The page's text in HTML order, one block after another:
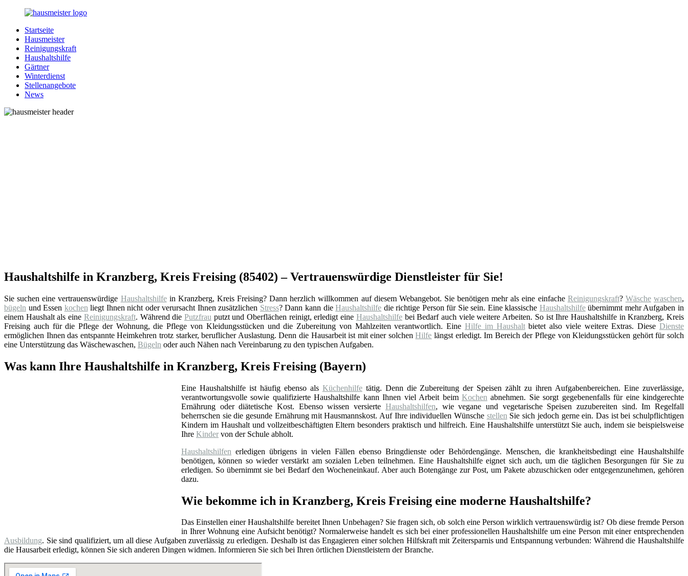
Zurück
Inhalt
Hausmeister.de
Alles
rund
Ihren
Haushalt
Startseite
Hausmeister
Reinigungskraft
Haushaltshilfe
Gärtner
Winterdienst
Stellenangebote
News
Haushaltshilfe in Kranzberg, Kreis Freising (85402) – Vertrauenswürdige Dienstleister für Sie!
Sie suchen eine vertrauenswürdige Haushaltshilfein Kranzberg, Kreis Freising? Dann herzlich willkommen auf diesem Webangebot. Sie benötigen mehr als eine einfache Reinigungskraft? Wäsche waschen,
bügeln und Essen kochen liegt Ihnen nicht oder verursacht Ihnen zusätzlichen Stress? Dann kann dieHaushaltshilfe die richtige Person für Sie sein. Eine klassische Haushaltshilfeübernimmt mehr Aufgaben in
einem Haushalt als eine Reinigungskraft. Während die Putzfrau putzt und Oberflächen reinigt, erledigt eine Haushaltshilfebei Bedarf auch viele weitere Arbeiten. So ist Ihre Haushaltshilfe in Kranzberg, Kreis
Freising auch für die Pflege der Wohnung, die Pflege von Kleidungsstücken und die Zubereitung von Mahlzeiten verantwortlich. Eine Hilfe im Haushaltbietet also viele weitere Extras. DieseDienste
ermöglichen Ihnen das entspannte Heimkehren trotz starker, beruflicher Auslastung. Denn die Hausarbeit ist mit einer solchenHilfe längst erledigt. Im Bereich der Pflege von Kleidungsstücken gehört für solch
eine Unterstützung das Wäschewaschen, Bügeln oder auch Nähen nach Vereinbarung zu den typischen Aufgaben.
Was kann Ihre Haushaltshilfe in Kranzberg, Kreis Freising (Bayern)
Eine Haushaltshilfe ist häufig ebenso als Küchenhilfetätig. Denn die Zubereitung der Speisen zählt zu ihren Aufgabenbereichen. Eine zuverlässige,
verantwortungsvolle sowie qualifizierte Haushaltshilfe kann Ihnen viel Arbeit beim Kochen abnehmen. Sie sorgt gegebenenfalls für eine kindgerechte
Ernährung oder diätetische Kost. Ebenso wissen versierte Haushaltshilfen, wie vegane und vegetarische Speisen zuzubereiten sind. Im Regelfall
beherrschen sie die gesunde Ernährung mit Hausmannskost. Auf Ihre individuellen Wünsche stellen Sie sich jedoch gerne ein. Das ist bei schulpflichtigen
Kindern im Haushalt und vollzeitbeschäftigten Eltern besonders praktisch und hilfreich. Eine Haushaltshilfe unterstützt Sie auch, indem sie beispielsweise
Ihre Kinder von der Schule abholt.
Haushaltshilfen erledigen übrigens in vielen Fällen ebenso Bringdienste oder Behördengänge. Menschen, die krankheitsbedingt eine Haushaltshilfe
benötigen, können so wieder verstärkt am sozialen Leben teilnehmen. Eine Haushaltshilfe eignet sich auch, um die täglichen Besorgungen für Sie zu
erledigen. So übernimmt sie bei Bedarf den Wocheneinkauf. Aber auch Botengänge zur Post, um Pakete abzuschicken oder entgegenzunehmen, gehören
dazu.
Wie bekomme ich in Kranzberg, Kreis Freising eine moderne Haushaltshilfe?
Das Einstellen einer Haushaltshilfe bereitet Ihnen Unbehagen? Sie fragen sich, ob solch eine Person wirklich vertrauenswürdig ist? Ob diese fremde Person
in Ihrer Wohnung eine Aufsicht benötigt? Normalerweise handelt es sich bei einer professionellen Haushaltshilfe um eine Person mit einer entsprechenden
Ausbildung. Sie sind qualifiziert, um all diese Aufgaben zuverlässig zu erledigen. Deshalb ist das Engagieren einer solchen Hilfskraft mit Zeitersparnis und Entspannung verbunden: Während die Haushaltshilfe
die Hausarbeit erledigt, können Sie sich anderen Dingen widmen. Informieren Sie sich bei Ihren örtlichen Dienstleistern der Branche.